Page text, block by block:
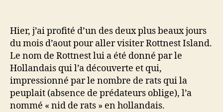
aux
rats
Hier, j’ai profité d’un des deux plus beaux jours
du mois d’aout pour aller visiter Rottnest Island.
Le nom de Rottnest lui a été donné par le
Hollandais qui l’a découverte et qui,
impressionné par le nombre de rats qui la
peuplait (absence de prédateurs oblige), l’a
nommé « nid de rats » en hollandais.